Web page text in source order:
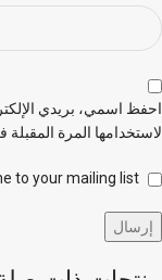
احفظ اسمي، بريدي
لاستخدامها المرة المقبلة